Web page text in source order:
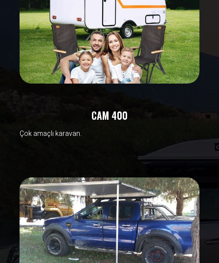
CAM 400
Çok amaçlı karavan.